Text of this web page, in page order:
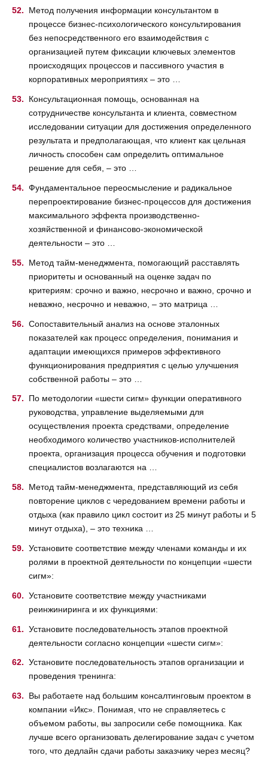
Метод получения информации консультантом в
процессе бизнес-психологического консультирования
без непосредственного его взаимодействия с
организацией путем фиксации ключевых элементов
происходящих процессов и пассивного участия в
корпоративных мероприятиях – это …
Консультационная помощь, основанная на
сотрудничестве консультанта и клиента, совместном
исследовании ситуации для достижения определенного
результата и предполагающая, что клиент как цельная
личность способен сам определить оптимальное
решение для себя, – это …
Фундаментальное переосмысление и радикальное
перепроектирование бизнес-процессов для достижения
максимального эффекта производственно-
хозяйственной и финансово-экономической
деятельности – это …
Метод тайм-менеджмента, помогающий расставлять
приоритеты и основанный на оценке задач по
критериям: срочно и важно, несрочно и важно, срочно и
неважно, несрочно и неважно, – это матрица …
Сопоставительный анализ на основе эталонных
показателей как процесс определения, понимания и
адаптации имеющихся примеров эффективного
функционирования предприятия с целью улучшения
собственной работы – это …
По методологии «шести сигм» функции оперативного
руководства, управление выделяемыми для
осуществления проекта средствами, определение
необходимого количество участников-исполнителей
проекта, организация процесса обучения и подготовки
специалистов возлагаются на …
Метод тайм-менеджмента, представляющий из себя
повторение циклов с чередованием времени работы и
отдыха (как правило цикл состоит из 25 минут работы и 5
минут отдыха), – это техника …
Установите соответствие между членами команды и их
ролями в проектной деятельности по концепции «шести
сигм»:
Установите соответствие между участниками
реинжиниринга и их функциями:
Установите последовательность этапов проектной
деятельности согласно концепции «шести сигм»:
Установите последовательность этапов организации и
проведения тренинга:
Вы работаете над большим консалтинговым проектом в
компании «Икс». Понимая, что не справляетесь с
объемом работы, вы запросили себе помощника. Как
лучше всего организовать делегирование задач с учетом
того, что дедлайн сдачи работы заказчику через месяц?